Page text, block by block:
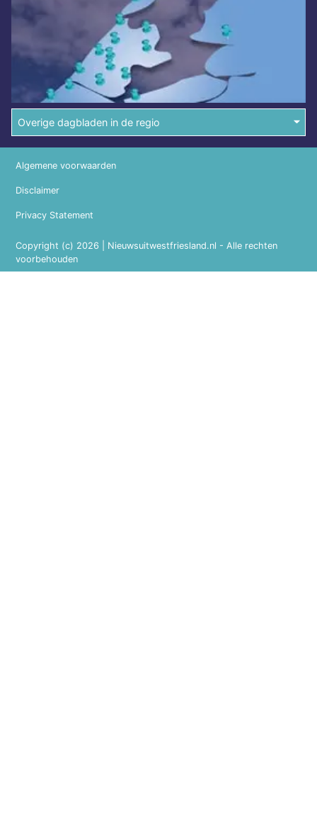
Overige dagbladen in de regio
Copyright (c) 2026 | Nieuwsuitwestfriesland.nl - Alle rechten
voorbehouden
Algemene voorwaarden
Disclaimer
Privacy Statement